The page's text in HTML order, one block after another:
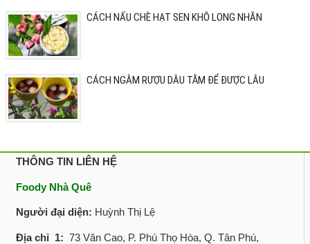
CÁCH NẤU CHÈ HẠT SEN KHÔ LONG NHÃN
CÁCH NGÂM RƯỢU DÂU TẰM ĐỂ ĐƯỢC LÂU
THÔNG TIN LIÊN HỆ
Foody Nhà Quê
Người đại diện: Huỳnh Thị Lệ
Địa chỉ 1: 73 Văn Cao, P. Phú Thọ Hòa, Q. Tân Phú,